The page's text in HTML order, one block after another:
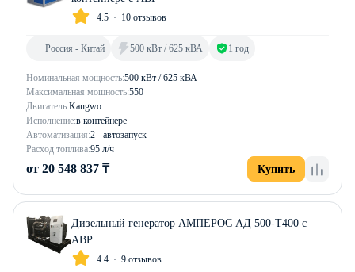
4.5 10 отзывов
Номинальная мощность:500 кВт / 625 кВА
Максимальная мощность:550
Двигатель:Kangwo
Исполнение:в контейнере
Автоматизация:2 - автозапуск
Расход топлива:95 л/ч
Россия - Китай 500 кВт / 625 кВА 1 год
от 20 548 837 ₸ Купить
Дизельный генератор АМПЕРОС АД 500-Т400 с
АВР
4.4 9 отзывов